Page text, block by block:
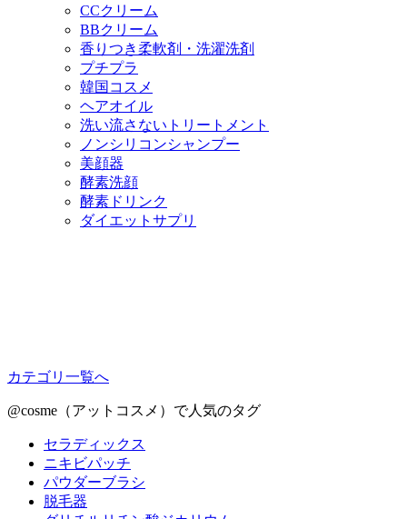
CCクリーム
BBクリーム
香りつき柔軟剤・洗濯洗剤
プチプラ
韓国コスメ
ヘアオイル
洗い流さないトリートメント
ノンシリコンシャンプー
美顔器
酵素洗顔
酵素ドリンク
ダイエットサプリ
カテゴリ一覧へ
@cosme（アットコスメ）で人気のタグ
セラディックス
ニキビパッチ
パウダーブラシ
脱毛器